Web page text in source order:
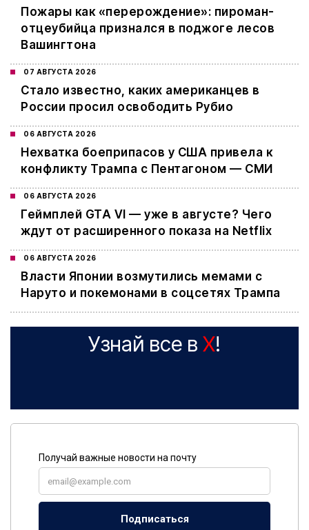
Пожары как «перерождение»: пироман-
отцеубийца признался в поджоге лесов
Вашингтона
07 АВГУСТА 2026
Стало известно, каких американцев в
России просил освободить Рубио
06 АВГУСТА 2026
Нехватка боеприпасов у США привела к
конфликту Трампа с Пентагоном — СМИ
06 АВГУСТА 2026
Геймплей GTA VI — уже в августе? Чего
ждут от расширенного показа на Netflix
06 АВГУСТА 2026
Власти Японии возмутились мемами с
Наруто и покемонами в соцсетях Трампа
Узнай все в X!